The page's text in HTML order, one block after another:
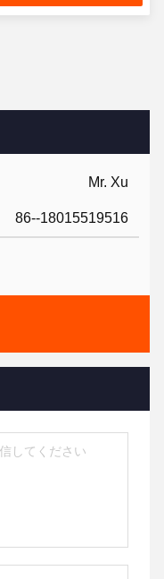
Mr. Xu
86--18015519516